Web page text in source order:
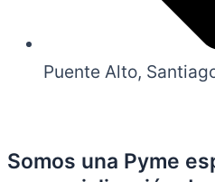
Puente Alto,
Somos una Pyme